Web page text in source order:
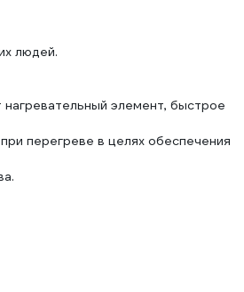
людей.
элемент, быстрое
перегреве в целях обеспечения